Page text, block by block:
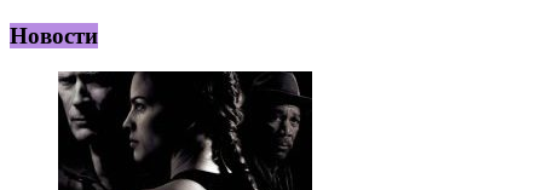
Новости